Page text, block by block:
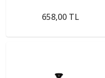
658,00 TL